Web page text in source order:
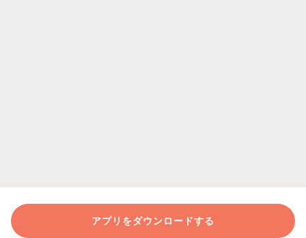
アプリをダウンロードする